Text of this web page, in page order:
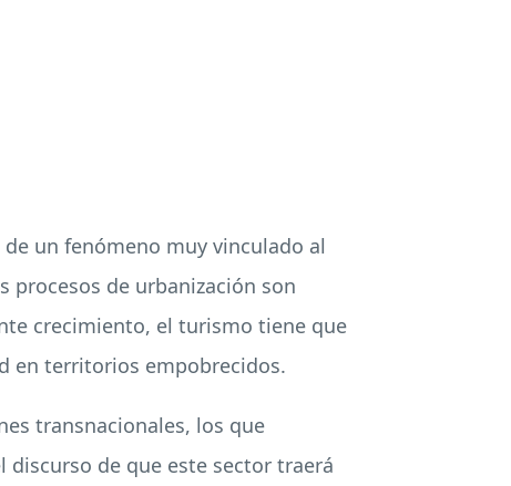
un fenómeno muy vinculado al
procesos de urbanización son
crecimiento, el turismo tiene que
en territorios empobrecidos.
transnacionales, los que
de que este sector traerá